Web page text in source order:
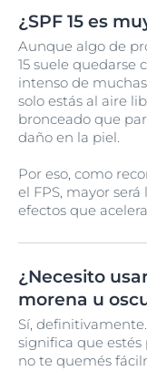
¿SPF 15 es
Aunque algo de
15 suele quedarse
intenso de
solo estás al aire
bronceado que
daño en la piel.
Por eso, como
el FPS, mayor
efectos que
¿Necesito
morena u
Sí,
significa que
no te quemés